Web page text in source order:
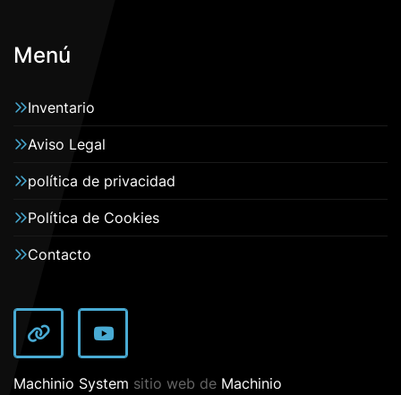
Menú
Inventario
Aviso Legal
política de privacidad
Política de Cookies
Contacto
other youtube
Machinio System sitio web de Machinio